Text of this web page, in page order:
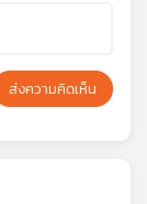
ส่งความคิดเห็น